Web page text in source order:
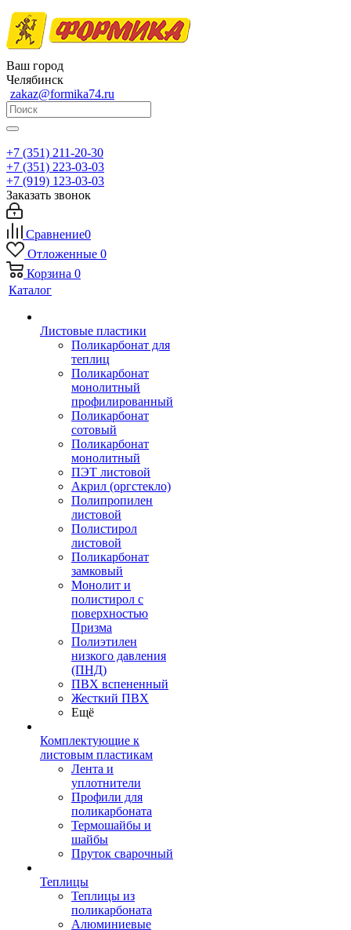
Ваш город
Челябинск
zakaz@formika74.ru
+7 (351) 211-20-30
+7 (351) 223-03-03
+7 (919) 123-03-03
Заказать звонок
Сравнение0
Отложенные 0
Корзина 0
Каталог
Листовые пластики
Поликарбонат для
теплиц
Поликарбонат
монолитный
профилированный
Поликарбонат
сотовый
Поликарбонат
монолитный
ПЭТ листовой
Акрил (оргстекло)
Полипропилен
листовой
Полистирол
листовой
Поликарбонат
замковый
Монолит и
полистирол с
поверхностью
Призма
Полиэтилен
низкого давления
(ПНД)
ПВХ вспененный
Жесткий ПВХ
Ещё
Комплектующие к
листовым пластикам
Лента и
уплотнители
Профили для
поликарбоната
Термошайбы и
шайбы
Пруток сварочный
Теплицы
Теплицы из
поликарбоната
Алюминиевые